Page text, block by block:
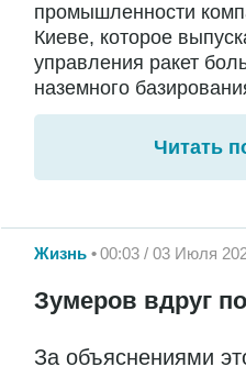
промышленности
Киеве, которое
управления ракет
наземного
Читать
Жизнь 00:03 / 03 Июля
Зумеров вдруг
За объяснениями